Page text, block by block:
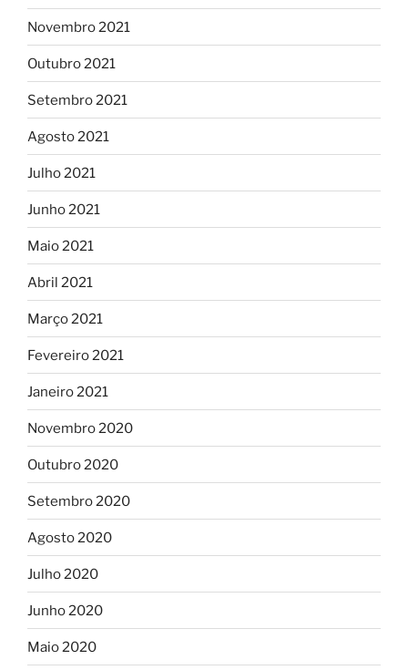
Novembro 2021
Outubro 2021
Setembro 2021
Agosto 2021
Julho 2021
Junho 2021
Maio 2021
Abril 2021
Março 2021
Fevereiro 2021
Janeiro 2021
Novembro 2020
Outubro 2020
Setembro 2020
Agosto 2020
Julho 2020
Junho 2020
Maio 2020